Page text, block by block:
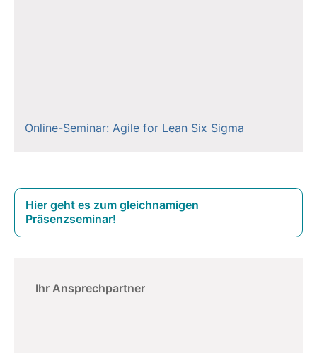
Online-Seminar: Agile for Lean Six Sigma
Hier geht es zum gleichnamigen
Präsenzseminar!
Ihr Ansprechpartner